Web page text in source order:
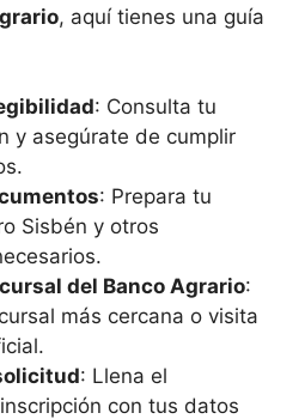
, aquí tienes una guía
: Consulta tu
y asegúrate de cumplir
: Prepara tu
Sisbén y otros
del Banco Agrario:
más cercana o visita
: Llena el
con tus datos